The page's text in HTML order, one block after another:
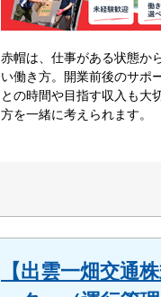
赤帽は、仕事がある状態か
い働き方。開業前後のサポ
との時間や目指す収入も大
方を一緒に考えられます。
【出雲一畑交通